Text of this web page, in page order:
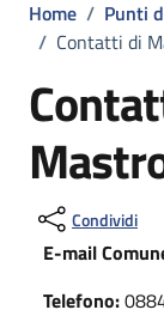
Home / Punti
/ Contatti di
Condividi
E-mail
Telefono: